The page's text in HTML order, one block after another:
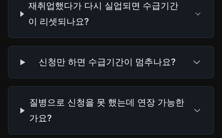
재취업했다가 다시 실업되면 수급기간
이 리셋되나요?
신청만 하면 수급기간이 멈추나요?
질병으로 신청을 못 했는데 연장 가능한
가요?